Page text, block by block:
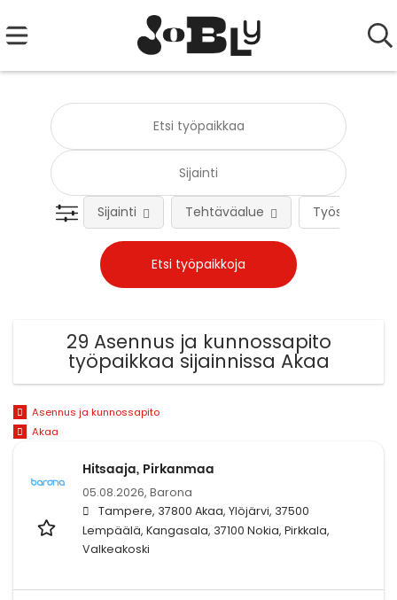
Työsuhteen
Sijainti Tehtäväalue
29 Asennus ja kunnossapito
työpaikkaa sijainnissa Akaa
Asennus ja kunnossapito
Akaa
Hitsaaja, Pirkanmaa
05.08.2026, Barona
Tampere, 37800 Akaa, Ylöjärvi, 37500
Lempäälä, Kangasala, 37100 Nokia, Pirkkala,
Valkeakoski